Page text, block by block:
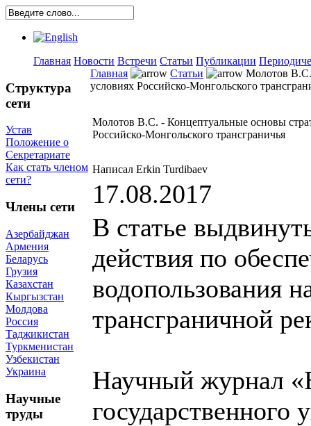
Главная Новости Встречи Статьи Публикации
Структура
сети
Устав
Положение о
Секретариате
Как стать членом
сети?
Члены сети
Азербайджан
Армения
Беларусь
Грузия
Казахстан
Кыргызстан
Молдова
Россия
Таджикистан
Туркменистан
Узбекистан
Украина
Научные
труды
Главная Статьи
Молотов В.С.
условиях Российско-Монгольского
Молотов В.С. - Концептуальные основы
Российско-Монгольского трансграничья
Написал Erkin Turdibaev
17.08.2017
В статье
действия по
водопользования
трансграничной
Научный журнал